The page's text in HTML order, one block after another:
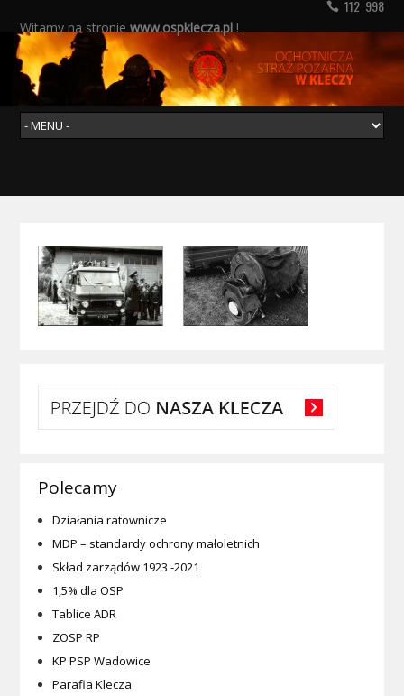
112 998
Witamy na stroniewww.ospklecza.pl!
Polecamy
Działania ratownicze
MDP – standardy ochrony małoletnich
Skład zarządów 1923 -2021
1,5% dla OSP
Tablice ADR
ZOSP RP
KP PSP Wadowice
Parafia Klecza